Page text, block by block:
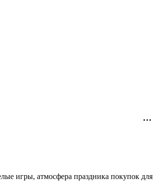
игры, атмосфера праздника покупок для